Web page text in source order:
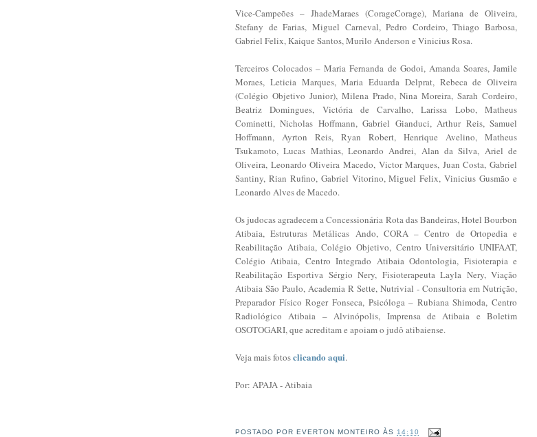
Vice-Campeões – JhadeMaraes (CorageCorage), Mariana de Oliveira,
Stefany de Farias, Miguel Carneval, Pedro Cordeiro, Thiago Barbosa,
Gabriel Felix, Kaique Santos, Murilo Anderson e Vinicius Rosa.
Terceiros Colocados – Maria Fernanda de Godoi, Amanda Soares, Jamile
Moraes, Leticia Marques, Maria Eduarda Delprat, Rebeca de Oliveira
(Colégio Objetivo Junior), Milena Prado, Nina Moreira, Sarah Cordeiro,
Beatriz Domingues, Victória de Carvalho, Larissa Lobo, Matheus
Cominetti, Nicholas Hoffmann, Gabriel Gianduci, Arthur Reis, Samuel
Hoffmann, Ayrton Reis, Ryan Robert, Henrique Avelino, Matheus
Tsukamoto, Lucas Mathias, Leonardo Andrei, Alan da Silva, Ariel de
Oliveira, Leonardo Oliveira Macedo, Victor Marques, Juan Costa, Gabriel
Santiny, Rian Rufino, Gabriel Vitorino, Miguel Felix, Vinicius Gusmão e
Leonardo Alves de Macedo.
Os judocas agradecem a Concessionária Rota das Bandeiras, Hotel Bourbon
Atibaia, Estruturas Metálicas Ando, CORA – Centro de Ortopedia e
Reabilitação Atibaia, Colégio Objetivo, Centro Universitário UNIFAAT,
Colégio Atibaia, Centro Integrado Atibaia Odontologia, Fisioterapia e
Reabilitação Esportiva Sérgio Nery, Fisioterapeuta Layla Nery, Viação
Atibaia São Paulo, Academia R Sette, Nutrivial - Consultoria em Nutrição,
Preparador Físico Roger Fonseca, Psicóloga – Rubiana Shimoda, Centro
Radiológico Atibaia – Alvinópolis, Imprensa de Atibaia e Boletim
OSOTOGARI, que acreditam e apoiam o judô atibaiense.
Veja mais fotosclicando aqui.
Por: APAJA - Atibaia
POSTADO POR EVERTON MONTEIRO ÀS14:10